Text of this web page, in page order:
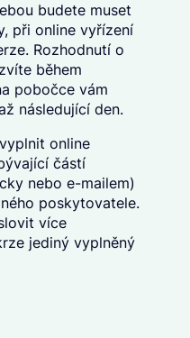
budete muset
při online vyřízení
Rozhodnutí o
během
pobočce vám
následující den.
online
částí
nebo e-mailem)
poskytovatele.
více
jediný vyplněný